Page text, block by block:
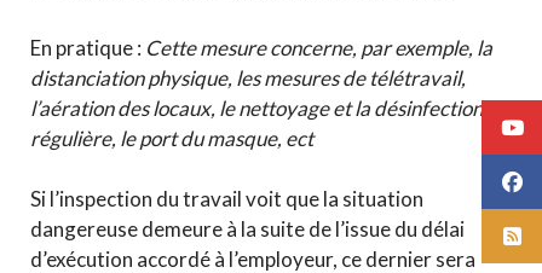
En pratique : Cette mesure concerne, par exemple, la
distanciation physique, les mesures de télétravail,
l’aération des locaux, le nettoyage et la désinfection
régulière, le port du masque, ect
Si l’inspection du travail voit que la situation
dangereuse demeure à la suite de l’issue du délai
d’exécution accordé à l’employeur, ce dernier sera